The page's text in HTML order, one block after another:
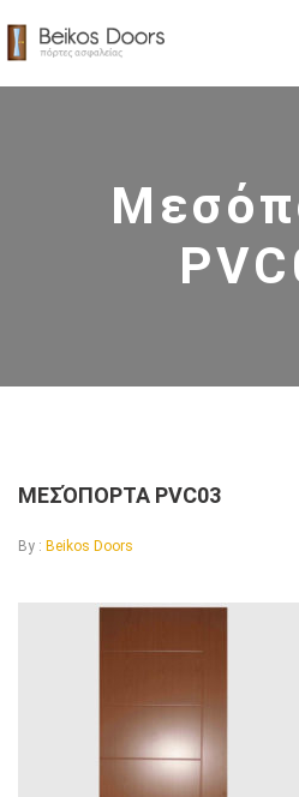
ΜΕΣΌΠΟΡΤΑ PVC03
By : Beikos Doors